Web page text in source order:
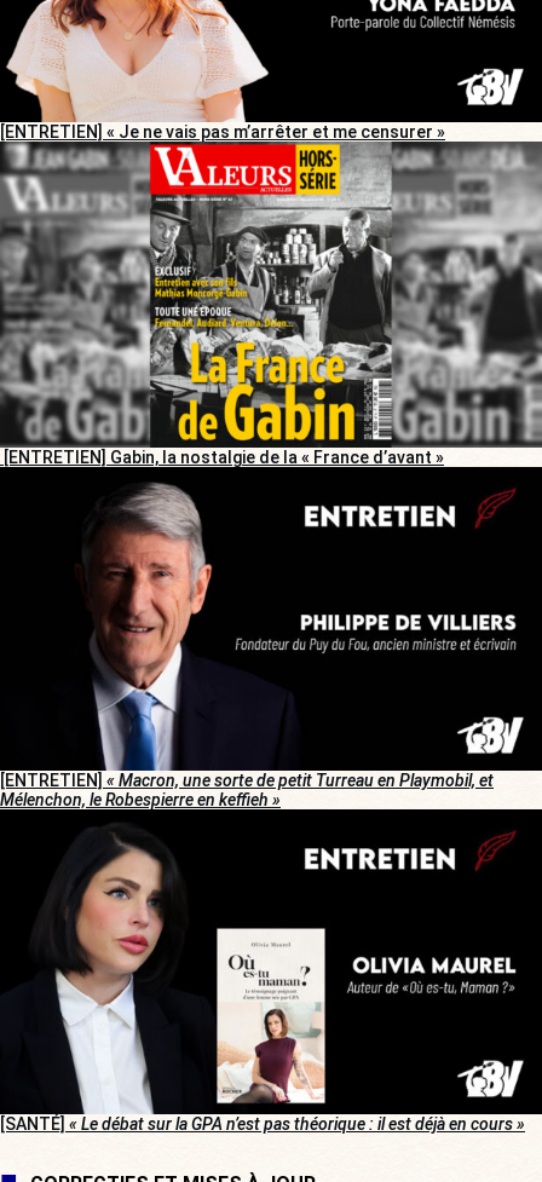
[ENTRETIEN] « Je ne vais pas m’arrêter et me censurer »
[ENTRETIEN] Gabin, la nostalgie de la « France d’avant »
[ENTRETIEN] « Macron, une sorte de petit Turreau en Playmobil, et
Mélenchon, le Robespierre en keffieh »
[SANTÉ] « Le débat sur la GPA n’est pas théorique : il est déjà en cours »